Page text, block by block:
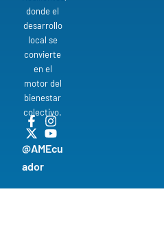
donde el
desarrollo
local se
convierte
en el
motor del
bienestar
colectivo.
@AMEcu
ador